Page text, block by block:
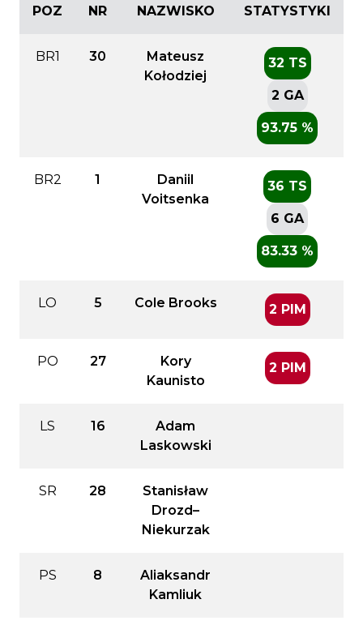
POZ NR
NAZWISKO
STATYSTYKI
BR1 30
Mateusz
Kołodziej
32 TS
2 GA
93.75 %
BR2 1
Daniil
Voitsenka
36 TS
6 GA
83.33 %
LO 5 Cole Brooks 2 PIM
PO 27
Kory
Kaunisto
2 PIM
LS 16
Adam
Laskowski
SR 28
Stanisław
Drozd–
Niekurzak
PS 8
Aliaksandr
Kamliuk